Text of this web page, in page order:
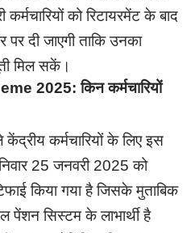
को रिटायरमेंट के बाद
पर दी जाएगी ताकि उनका
मिल सकें।
2025:किन कर्मचारियों
कर्मचारियों के लिए इस
25 जनवरी 2025 को
किया गया है जिसके मुताबिक
पेंशन सिस्टम के लाभार्थी है